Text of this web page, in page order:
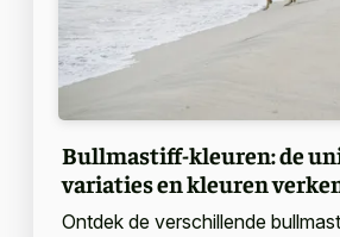
Bullmastiff-kleuren: de
variaties en kleuren
Ontdek de verschillende